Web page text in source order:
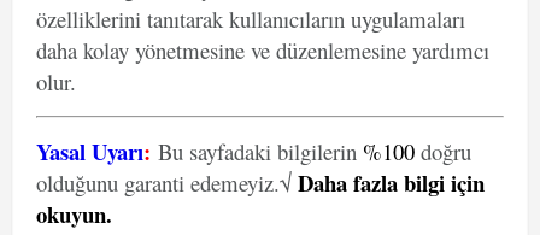
özelliklerini tanıtarak kullanıcıların uygulamaları
daha kolay yönetmesine ve düzenlemesine yardımcı
olur.
Yasal Uyarı: Bu sayfadaki bilgilerin %100 doğru
olduğunu garanti edemeyiz.√ Daha fazla bilgi için
okuyun.